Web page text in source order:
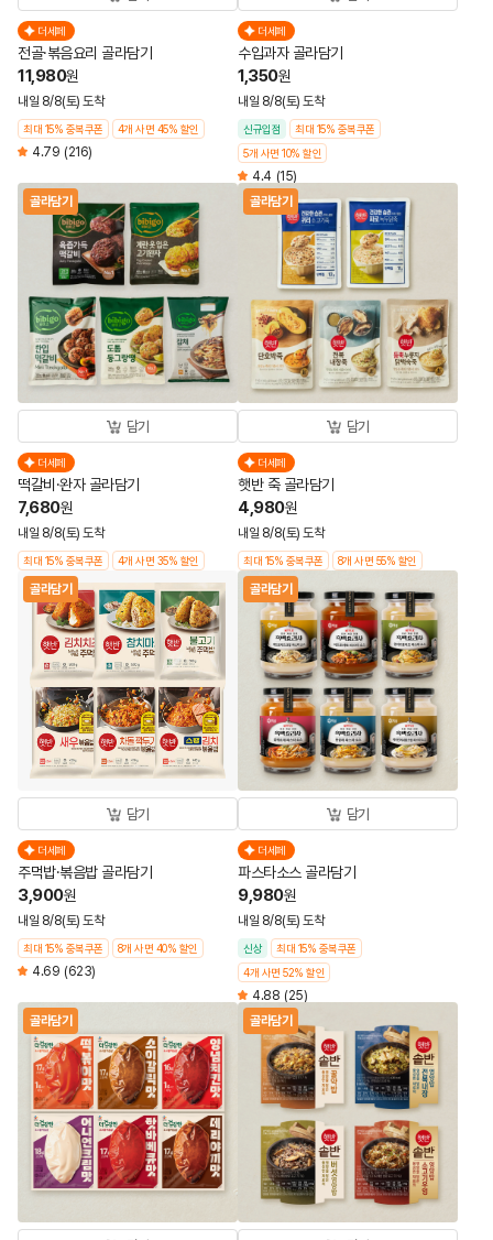
더세페
전골·볶음요리 골라담기
11,980원
내일 8/8(토) 도착
최대 15% 중복쿠폰 4개 사면 45% 할인
4.79 (216)
더세페
수입과자 골라담기
1,350원
내일 8/8(토) 도착
신규입점
최대 15% 중복쿠폰
5개 사면 10% 할인
4.4 (15)
골라담기
담기
더세페
떡갈비·완자 골라담기
7,680원
내일 8/8(토) 도착
최대 15% 중복쿠폰 4개 사면 35% 할인
골라담기
담기
더세페
햇반 죽 골라담기
4,980원
내일 8/8(토) 도착
최대 15% 중복쿠폰 8개 사면 55% 할인
골라담기
담기
더세페
주먹밥·볶음밥 골라담기
3,900원
내일 8/8(토) 도착
최대 15% 중복쿠폰 8개 사면 40% 할인
4.69 (623)
골라담기
담기
더세페
파스타소스 골라담기
9,980원
내일 8/8(토) 도착
신상
최대 15% 중복쿠폰
4개 사면 52% 할인
4.88 (25)
골라담기
골라담기